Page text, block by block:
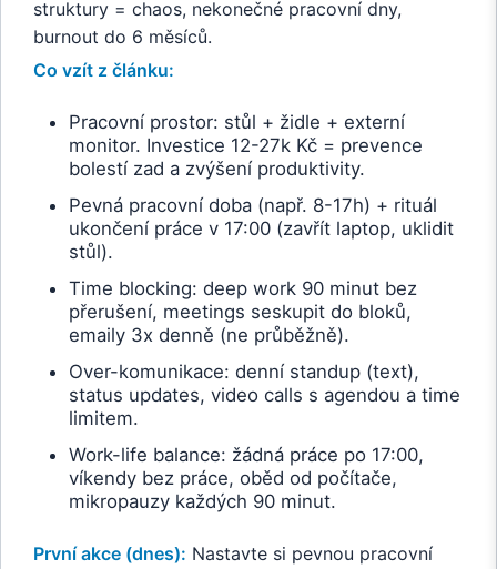
struktury = chaos, nekonečné pracovní dny,
burnout do 6 měsíců.
Co vzít z článku:
Pracovní prostor: stůl + židle + externí
monitor. Investice 12-27k Kč = prevence
bolestí zad a zvýšení produktivity.
Pevná pracovní doba (např. 8-17h) + rituál
ukončení práce v 17:00 (zavřít laptop, uklidit
stůl).
Time blocking: deep work 90 minut bez
přerušení, meetings seskupit do bloků,
emaily 3x denně (ne průběžně).
Over-komunikace: denní standup (text),
status updates, video calls s agendou a time
limitem.
Work-life balance: žádná práce po 17:00,
víkendy bez práce, oběd od počítače,
mikropauzy každých 90 minut.
První akce (dnes): Nastavte si pevnou pracovní